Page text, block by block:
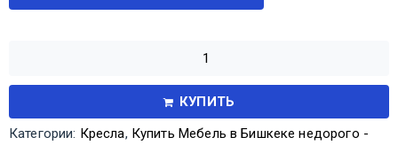
КУПИТЬ
Категории: Кресла, Купить Мебель в Бишкеке недорого -